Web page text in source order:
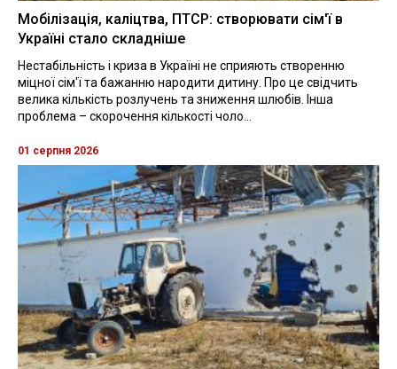
Мобілізація, каліцтва, ПТСР: створювати сім'ї в
Україні стало складніше
Нестабільність і криза в Україні не сприяють створенню
міцної сім'ї та бажанню народити дитину. Про це свідчить
велика кількість розлучень та зниження шлюбів. Інша
проблема – скорочення кількості чоло...
01 серпня 2026